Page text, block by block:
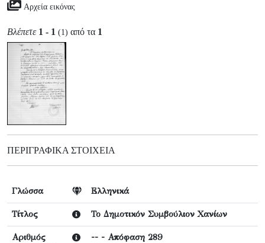
Αρχεία εικόνας
Βλέπετε 1 - 1 (1) από τα 1
ΠΕΡΙΓΡΑΦΙΚΆ ΣΤΟΙΧΕΊΑ
Γλώσσα Ελληνικά
Τίτλος Το Δημοτικόν Συμβούλιον Χανίων
Αριθμός
-- - Απόφαση 289